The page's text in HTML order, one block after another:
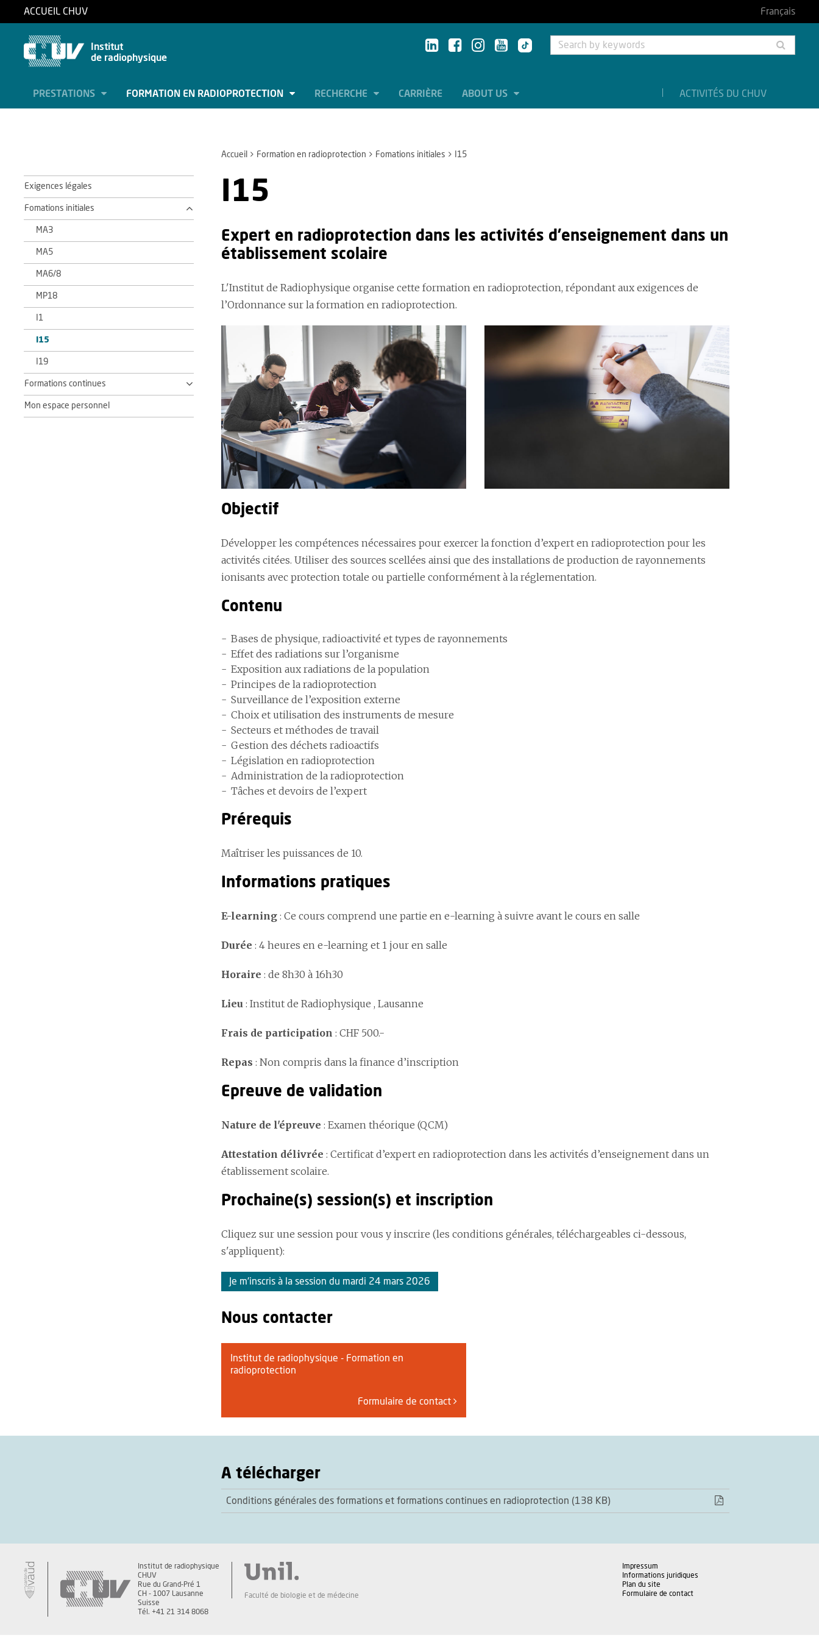
ACCUEIL CHUV Français
Institut
de radiophysique
PRESTATIONS FORMATION EN RADIOPROTECTION RECHERCHE CARRIÈRE ABOUT US ACTIVITÉS DU CHUV
Accueil Formation en radioprotection Fomations initiales I15
Exigences légales
Fomations initiales
MA3
MA5
MA6/8
MP18
I1
I15
I19
Formations continues
Mon espace personnel
I15
Expert en radioprotection dans les activités d’enseignement dans un
établissement scolaire
L'Institut de Radiophysique organise cette formation en radioprotection, répondant aux exigences de
l’Ordonnance sur la formation en radioprotection.
Objectif
Développer les compétences nécessaires pour exercer la fonction d’expert en radioprotection pour les
activités citées. Utiliser des sources scellées ainsi que des installations de production de rayonnements
ionisants avec protection totale ou partielle conformément à la réglementation.
Contenu
Bases de physique, radioactivité et types de rayonnements
Effet des radiations sur l’organisme
Exposition aux radiations de la population
Principes de la radioprotection
Surveillance de l’exposition externe
Choix et utilisation des instruments de mesure
Secteurs et méthodes de travail
Gestion des déchets radioactifs
Législation en radioprotection
Administration de la radioprotection
Tâches et devoirs de l’expert
Prérequis
Maîtriser les puissances de 10.
Informations pratiques
E-learning : Ce cours comprend une partie en e-learning à suivre avant le cours en salle
Durée : 4 heures en e-learning et 1 jour en salle
Horaire : de 8h30 à 16h30
Lieu : Institut de Radiophysique , Lausanne
Frais de participation : CHF 500.-
Repas : Non compris dans la finance d’inscription
Epreuve de validation
Nature de l'épreuve : Examen théorique (QCM)
Attestation délivrée : Certificat d’expert en radioprotection dans les activités d’enseignement dans un
établissement scolaire.
Prochaine(s) session(s) et inscription
Cliquez sur une session pour vous y inscrire (les conditions générales, téléchargeables ci-dessous,
s'appliquent):
Je m'inscris à la session du mardi 24 mars 2026
Nous contacter
Institut de radiophysique - Formation en
radioprotection
Formulaire de contact
A télécharger
Conditions générales des formations et formations continues en radioprotection (138 KB)
Institut de radiophysique
CHUV
Rue du Grand-Pré 1
CH - 1007 Lausanne
Suisse
Tél. +41 21 314 8068
Faculté de biologie et de médecine
Impressum
Informations juridiques
Plan du site
Formulaire de contact